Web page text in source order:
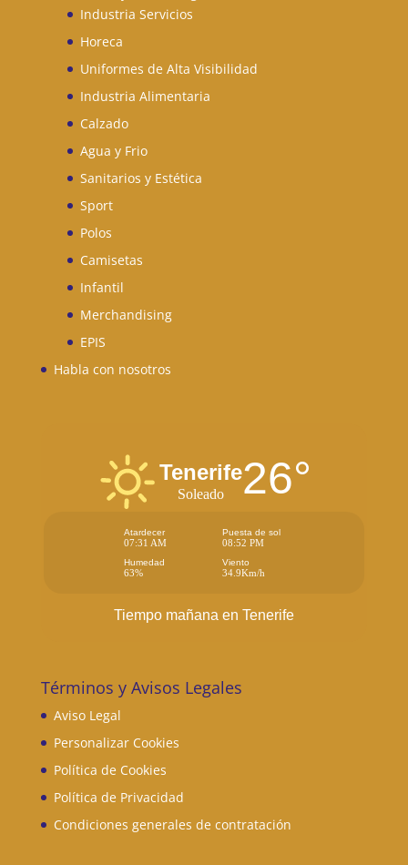
Industria Servicios
Horeca
Uniformes de Alta Visibilidad
Industria Alimentaria
Calzado
Agua y Frio
Sanitarios y Estética
Sport
Polos
Camisetas
Infantil
Merchandising
EPIS
Habla con nosotros
Tenerife
Soleado 26°
Atardecer
07:31 AM
Puesta de sol
08:52 PM
Humedad
63%
Viento
34.9Km/h
Tiempo mañana en Tenerife
Términos y Avisos Legales
Aviso Legal
Personalizar Cookies
Política de Cookies
Política de Privacidad
Condiciones generales de contratación